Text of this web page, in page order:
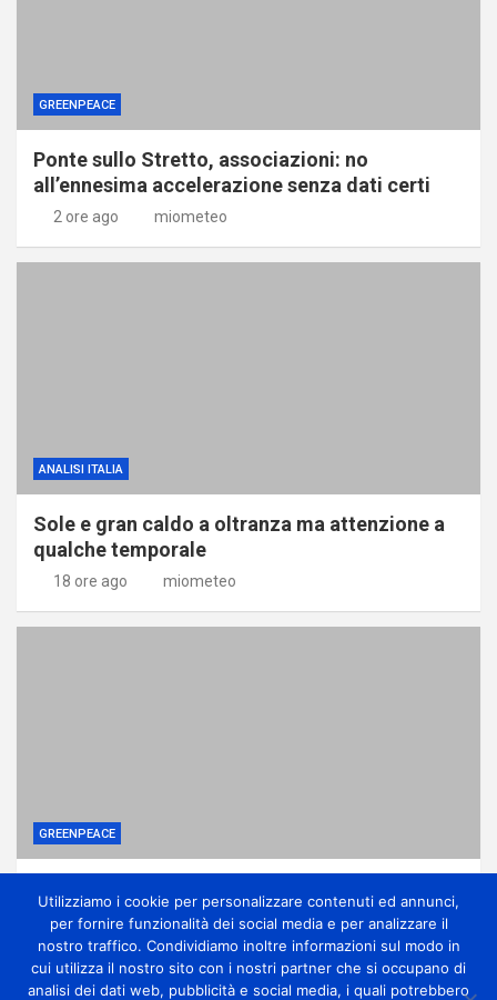
GREENPEACE
Ponte sullo Stretto, associazioni: no
all’ennesima accelerazione senza dati certi
2 ore ago miometeo
ANALISI ITALIA
Sole e gran caldo a oltranza ma attenzione a
qualche temporale
18 ore ago miometeo
GREENPEACE
contro la crisi climatica
1 giorno ago miometeo
Utilizziamo i cookie per personalizzare contenuti ed annunci,
per fornire funzionalità dei social media e per analizzare il
nostro traffico. Condividiamo inoltre informazioni sul modo in
cui utilizza il nostro sito con i nostri partner che si occupano di
analisi dei dati web, pubblicità e social media, i quali potrebbero